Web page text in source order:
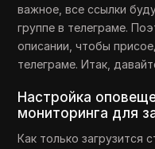
важное, все ссылки
группе в телеграме.
описании, чтобы
телеграме. Итак,
Настройка
мониторинга для
Как только загрузится